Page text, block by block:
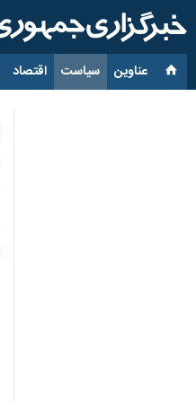
عناوین‌ سیاست اقتصاد